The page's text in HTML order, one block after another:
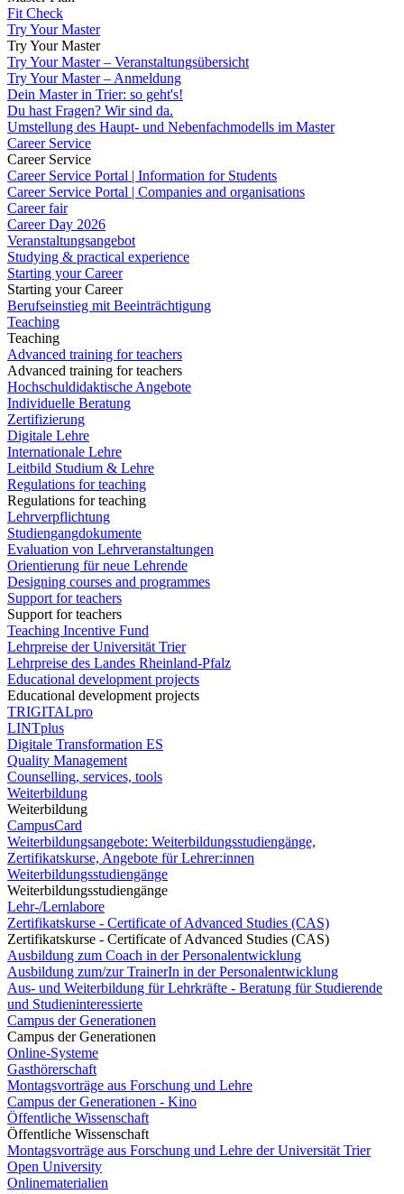
Fit Check
Try Your Master
Try Your Master
Try Your Master – Veranstaltungsübersicht
Try Your Master – Anmeldung
Dein Master in Trier: so geht's!
Du hast Fragen? Wir sind da.
Umstellung des Haupt- und Nebenfachmodells im Master
Career Service
Career Service
Career Service Portal | Information for Students
Career Service Portal | Companies and organisations
Career fair
Career Day 2026
Veranstaltungsangebot
Studying & practical experience
Starting your Career
Starting your Career
Berufseinstieg mit Beeinträchtigung
Teaching
Teaching
Advanced training for teachers
Advanced training for teachers
Hochschuldidaktische Angebote
Individuelle Beratung
Zertifizierung
Digitale Lehre
Internationale Lehre
Leitbild Studium & Lehre
Regulations for teaching
Regulations for teaching
Lehrverpflichtung
Studiengangdokumente
Evaluation von Lehrveranstaltungen
Orientierung für neue Lehrende
Designing courses and programmes
Support for teachers
Support for teachers
Teaching Incentive Fund
Lehrpreise der Universität Trier
Lehrpreise des Landes Rheinland-Pfalz
Educational development projects
Educational development projects
TRIGITALpro
LINTplus
Digitale Transformation ES
Quality Management
Counselling, services, tools
Weiterbildung
Weiterbildung
CampusCard
Weiterbildungsangebote: Weiterbildungsstudiengänge,
Zertifikatskurse, Angebote für Lehrer:innen
Weiterbildungsstudiengänge
Weiterbildungsstudiengänge
Lehr-/Lernlabore
Zertifikatskurse - Certificate of Advanced Studies (CAS)
Zertifikatskurse - Certificate of Advanced Studies (CAS)
Ausbildung zum Coach in der Personalentwicklung
Ausbildung zum/zur TrainerIn in der Personalentwicklung
Aus- und Weiterbildung für Lehrkräfte - Beratung für Studierende
und Studieninteressierte
Campus der Generationen
Campus der Generationen
Online-Systeme
Gasthörerschaft
Montagsvorträge aus Forschung und Lehre
Campus der Generationen - Kino
Öffentliche Wissenschaft
Öffentliche Wissenschaft
Montagsvorträge aus Forschung und Lehre der Universität Trier
Open University
Onlinematerialien